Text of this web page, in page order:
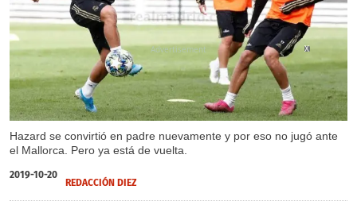
Hazard se convirtió en padre nuevamente y por eso no jugó ante
el Mallorca. Pero ya está de vuelta.
X
2019-10-20
REDACCIÓN DIEZ